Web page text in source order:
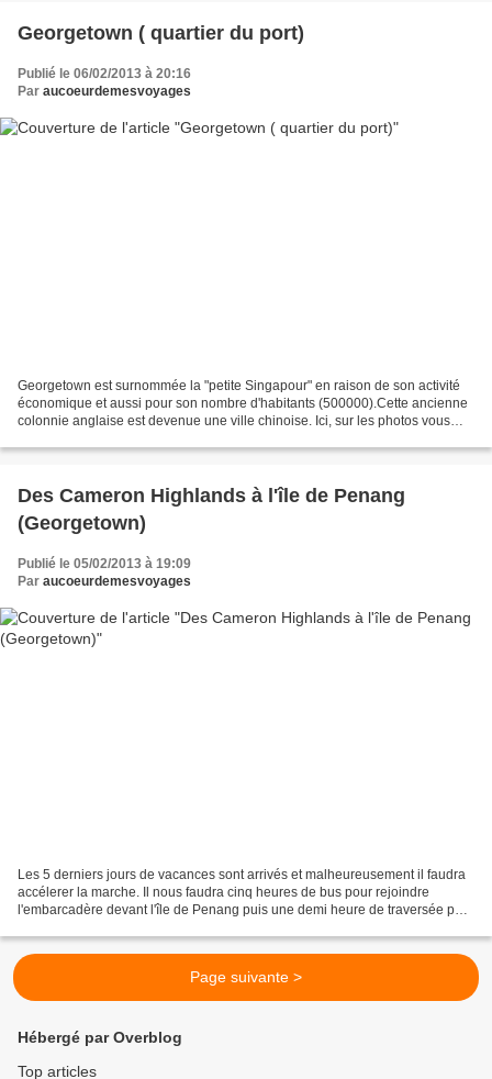
Georgetown ( quartier du port)
Publié le 06/02/2013 à 20:16
Par aucoeurdemesvoyages
Georgetown est surnommée la "petite Singapour" en raison de son activité
économique et aussi pour son nombre d'habitants (500000).Cette ancienne
colonnie anglaise est devenue une ville chinoise. Ici, sur les photos vous
Des Cameron Highlands à l'île de Penang
(Georgetown)
Publié le 05/02/2013 à 19:09
Par aucoeurdemesvoyages
Les 5 derniers jours de vacances sont arrivés et malheureusement il faudra
accélerer la marche. Il nous faudra cinq heures de bus pour rejoindre
l'embarcadère devant l'île de Penang puis une demi heure de traversée par
Page suivante >
Hébergé par Overblog
Top articles